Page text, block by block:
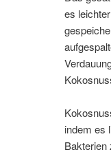
es
indem es
Bakterien